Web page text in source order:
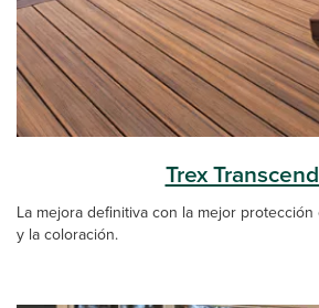
Trex
La mejora definitiva con la mejor
y la coloración.